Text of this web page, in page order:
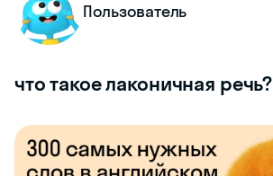
Пользователь
что такое лаконичная речь?